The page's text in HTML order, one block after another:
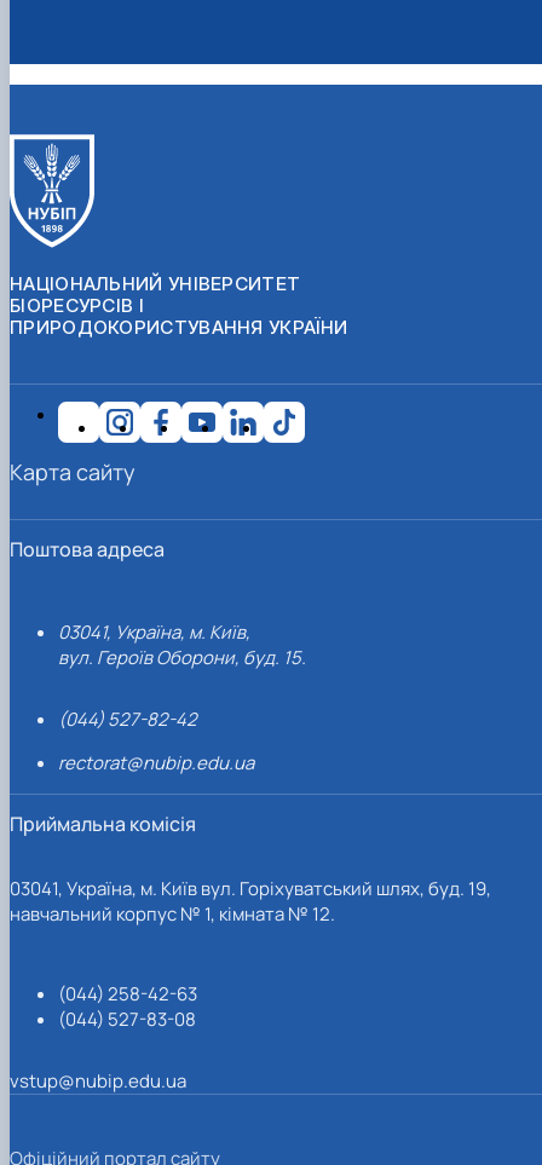
НАЦІОНАЛЬНИЙ УНІВЕРСИТЕТ
БІОРЕСУРСІВ І
ПРИРОДОКОРИСТУВАННЯ УКРАЇНИ
Поштова адреса
03041, Україна, м. Київ,
вул. Героїв Оборони, буд. 15.
(044) 527-82-42
rectorat@nubip.edu.ua
Приймальна комісія
03041, Україна, м. Київ вул. Горіхуватський шлях, буд. 19,
навчальний корпус № 1, кімната № 12.
(044) 258-42-63
(044) 527-83-08
vstup@nubip.edu.ua
Карта сайту
Офіційний портал сайту